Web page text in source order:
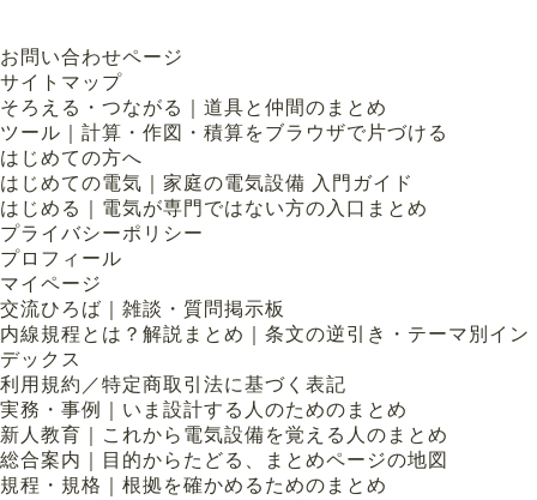
お問い合わせページ
サイトマップ
そろえる・つながる｜道具と仲間のまとめ
ツール｜計算・作図・積算をブラウザで片づける
はじめての方へ
はじめての電気｜家庭の電気設備 入門ガイド
はじめる｜電気が専門ではない方の入口まとめ
プライバシーポリシー
プロフィール
マイページ
交流ひろば｜雑談・質問掲示板
内線規程とは？解説まとめ｜条文の逆引き・テーマ別イン
デックス
利用規約／特定商取引法に基づく表記
実務・事例｜いま設計する人のためのまとめ
新人教育｜これから電気設備を覚える人のまとめ
総合案内｜目的からたどる、まとめページの地図
規程・規格｜根拠を確かめるためのまとめ